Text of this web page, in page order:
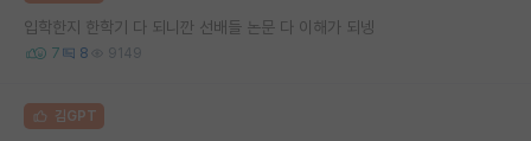
입학한지 한학기 다 되니깐 선배들 논문 다 이해가 되넹
7 8 9149
김GPT